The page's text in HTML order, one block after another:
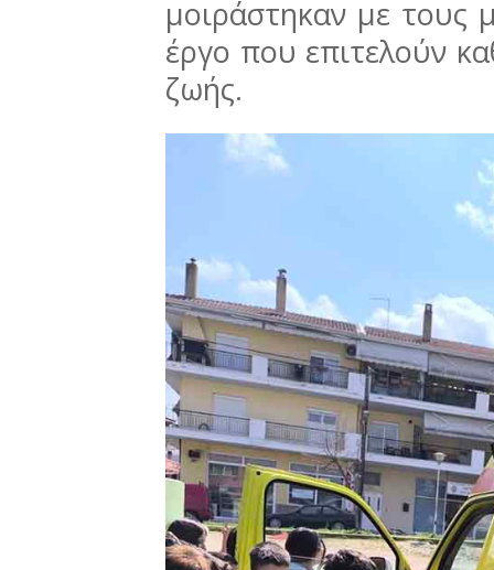
μοιράστηκαν με τους
έργο που επιτελούν
ζωής.